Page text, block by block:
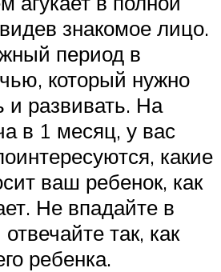
знакомое лицо.
период в
который нужно
и развивать. На
в 1 месяц, у вас
какие
ваш ребенок, как
Не впадайте в
так, как
ребенка.